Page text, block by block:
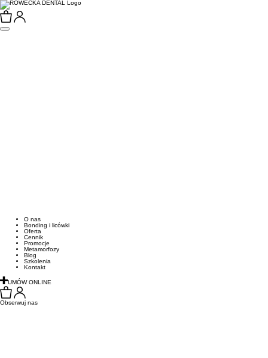
O nas
Bonding i licówki
Oferta
Cennik
Promocje
Metamorfozy
Blog
Szkolenia
Kontakt
UMÓW ONLINE
Obserwuj nas